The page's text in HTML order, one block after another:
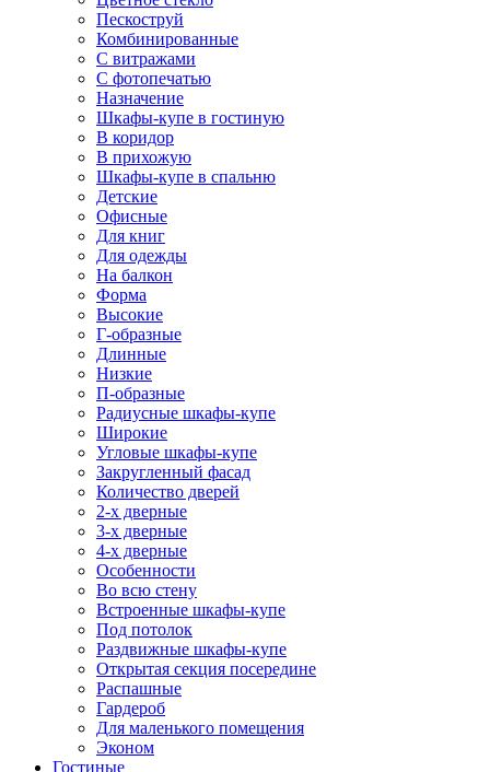
Пескоструй
Комбинированные
С витражами
С фотопечатью
Назначение
Шкафы-купе в гостиную
В коридор
В прихожую
Шкафы-купе в спальню
Детские
Офисные
Для книг
Для одежды
На балкон
Форма
Высокие
Г-образные
Длинные
Низкие
П-образные
Радиусные шкафы-купе
Широкие
Угловые шкафы-купе
Закругленный фасад
Количество дверей
2-х дверные
3-х дверные
4-х дверные
Особенности
Во всю стену
Встроенные шкафы-купе
Под потолок
Раздвижные шкафы-купе
Открытая секция посередине
Распашные
Гардероб
Для маленького помещения
Эконом
Гостиные